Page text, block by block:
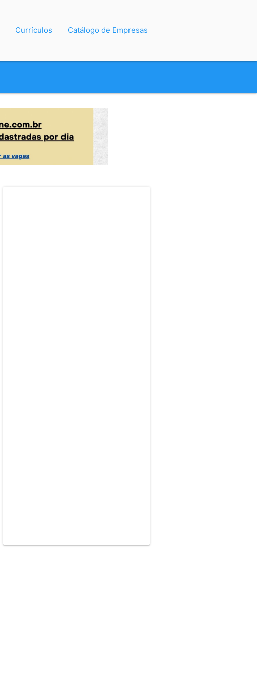
Currículos Catálogo de Empresas